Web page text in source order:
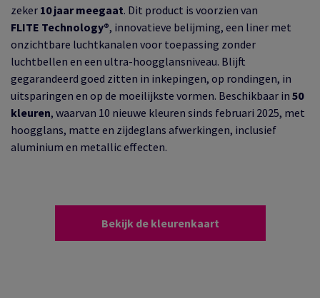
zeker 10 jaar meegaat. Dit product is voorzien van
FLITE Technology®, innovatieve belijming, een liner met
onzichtbare luchtkanalen voor toepassing zonder
luchtbellen en een ultra-hoogglansniveau. Blijft
gegarandeerd goed zitten in inkepingen, op rondingen, in
uitsparingen en op de moeilijkste vormen. Beschikbaar in 50
kleuren, waarvan 10 nieuwe kleuren sinds februari 2025, met
hoogglans, matte en zijdeglans afwerkingen, inclusief
aluminium en metallic effecten.
Bekijk de kleurenkaart